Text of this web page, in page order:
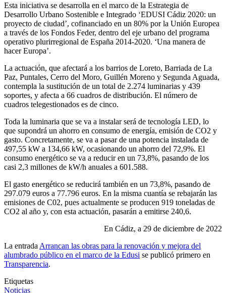
Esta iniciativa se desarrolla en el marco de la Estrategia de
Desarrollo Urbano Sostenible e Integrado ‘EDUSI Cádiz 2020: un
proyecto de ciudad’, cofinanciado en un 80% por la Unión Europea
a través de los Fondos Feder, dentro del eje urbano del programa
operativo plurirregional de España 2014-2020. ‘Una manera de
hacer Europa’.
La actuación, que afectará a los barrios de Loreto, Barriada de La
Paz, Puntales, Cerro del Moro, Guillén Moreno y Segunda Aguada,
contempla la sustitución de un total de 2.274 luminarias y 439
soportes, y afecta a 66 cuadros de distribución. El número de
cuadros telegestionados es de cinco.
Toda la luminaria que se va a instalar será de tecnología LED, lo
que supondrá un ahorro en consumo de energía, emisión de CO2 y
gasto. Concretamente, se va a pasar de una potencia instalada de
497,55 kW a 134,66 kW, ocasionando un ahorro del 72,9%. El
consumo energético se va a reducir en un 73,8%, pasando de los
casi 2,3 millones de kW/h anuales a 601.588.
El gasto energético se reducirá también en un 73,8%, pasando de
297.079 euros a 77.796 euros. En la misma cuantía se rebajarán las
emisiones de C02, pues actualmente se producen 919 toneladas de
CO2 al año y, con esta actuación, pasarán a emitirse 240,6.
En Cádiz, a 29 de diciembre de 2022
La entrada Arrancan las obras para la renovación y mejora del
alumbrado público en el marco de la Edusi se publicó primero en
Transparencia.
Etiquetas
Noticias